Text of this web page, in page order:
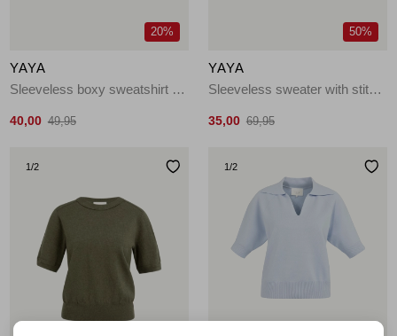
20%
YAYA
Sleeveless boxy sweatshirt 99067
40,00 49,95
50%
YAYA
Sleeveless sweater with stitch 990732
35,00 69,95
1/2 1/2